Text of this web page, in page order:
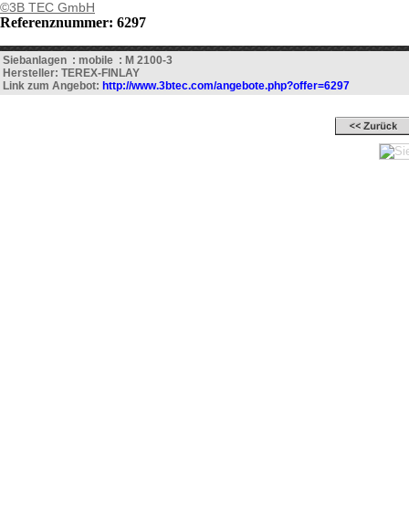
©3B TEC GmbH
Referenznummer: 6297
Siebanlagen : mobile : M 2100-3
Hersteller: TEREX-FINLAY
Link zum Angebot: http://www.3btec.com/angebote.php?offer=6297